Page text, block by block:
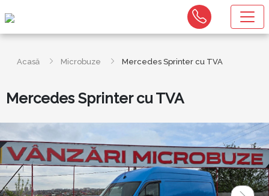
Acasă Microbuze Mercedes Sprinter cu TVA
Mercedes Sprinter cu TVA